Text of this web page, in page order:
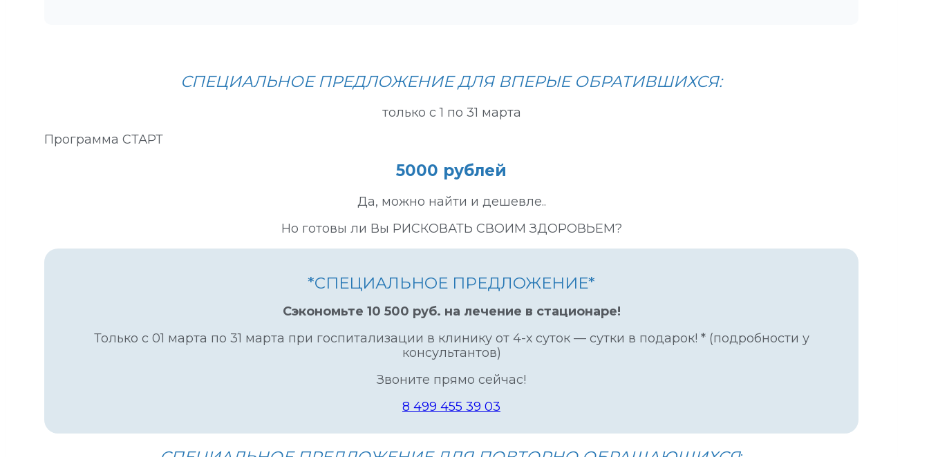
СПЕЦИАЛЬНОЕ ПРЕДЛОЖЕНИЕ ДЛЯ ВПЕРЫЕ ОБРАТИВШИХСЯ:
только с 1 по 31 марта
Программа СТАРТ
5000 рублей
Да, можно найти и дешевле..
Но готовы ли Вы РИСКОВАТЬ СВОИМ ЗДОРОВЬЕМ?
*СПЕЦИАЛЬНОЕ ПРЕДЛОЖЕНИЕ*
Сэкономьте 10 500 руб. на лечение в стационаре!
Только с 01 марта по 31 марта при госпитализации в клинику от 4-х суток — сутки в подарок! * (подробности у
консультантов)
Звоните прямо сейчас!
8 499 455 39 03